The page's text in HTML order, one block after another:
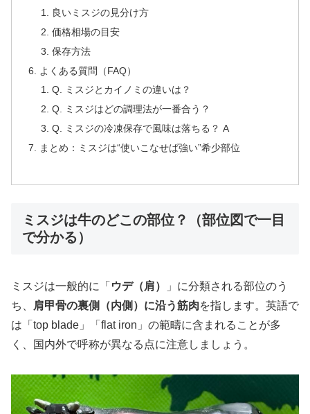
良いミスジの見分け方
価格相場の目安
保存方法
よくある質問（FAQ）
Q. ミスジとカイノミの違いは？
Q. ミスジはどの調理法が一番合う？
Q. ミスジの冷凍保存で風味は落ちる？ A
まとめ：ミスジは“使いこなせば強い”希少部位
ミスジは牛のどこの部位？（部位図で一目
で分かる）
ミスジは一般的に「 ウデ（肩）
」に分類される部位のう
ち、
肩甲骨の裏側（内側）に沿う筋肉を指します。英語で
は「top blade」「flat iron」の範疇に含まれることが多
く、国内外で呼称が異なる点に注意しましょう。